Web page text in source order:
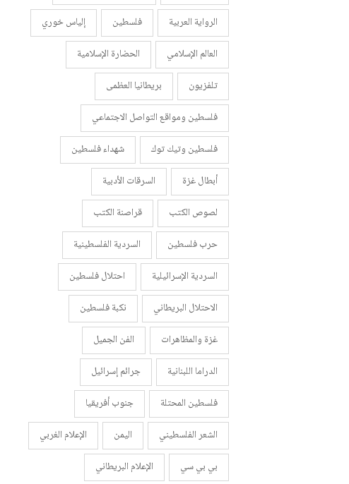
الرواية العربية
فلسطين
إلياس خوري
العالم الإسلامي
الحضارة الإسلامية
تلفزيون
بريطانيا العظمى
فلسطين ومواقع التواصل الاجتماعي
فلسطين وتيك توك
شهداء فلسطين
أبطال غزة
السرقات الأدبية
لصوص الكتب
قراصنة الكتب
حرب فلسطين
السردية الفلسطينية
السردية الإسرائيلية
احتلال فلسطين
الاحتلال البريطاني
نكبة فلسطين
غزة والمظاهرات
الفن الجميل
الدراما اللبنانية
جرائم إسرائيل
فلسطين المحتلة
جنوب أفريقيا
الشعر الفلسطيني
اليمن
الإعلام الغربي
بي بي سي
الإعلام البريطاني